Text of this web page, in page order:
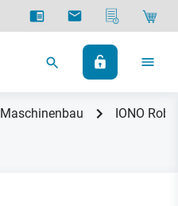
Maschinenbau IONO